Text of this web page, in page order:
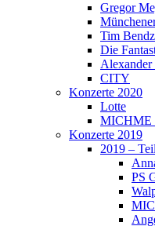
Gregor
Tim
Die
Alexander
CITY
Konzerte 2020
Lotte
MICHME
Konzerte 2019
2019 –
PS